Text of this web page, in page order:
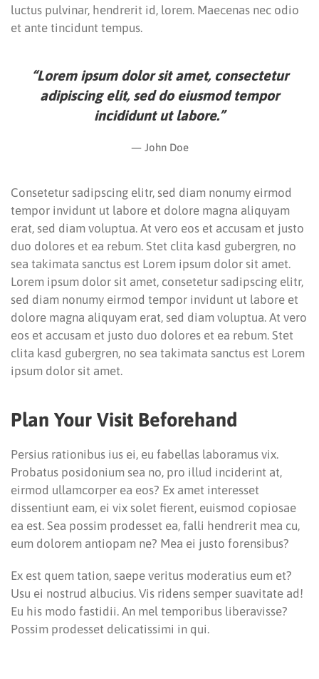
luctus pulvinar, hendrerit id, lorem. Maecenas nec odio
et ante tincidunt tempus.
“Lorem ipsum dolor sit amet, consectetur
adipiscing elit, sed do eiusmod tempor
incididunt ut labore.”
John Doe
Consetetur sadipscing elitr, sed diam nonumy eirmod
tempor invidunt ut labore et dolore magna aliquyam
erat, sed diam voluptua. At vero eos et accusam et justo
duo dolores et ea rebum. Stet clita kasd gubergren, no
sea takimata sanctus est Lorem ipsum dolor sit amet.
Lorem ipsum dolor sit amet, consetetur sadipscing elitr,
sed diam nonumy eirmod tempor invidunt ut labore et
dolore magna aliquyam erat, sed diam voluptua. At vero
eos et accusam et justo duo dolores et ea rebum. Stet
clita kasd gubergren, no sea takimata sanctus est Lorem
ipsum dolor sit amet.
Plan Your Visit Beforehand
Persius rationibus ius ei, eu fabellas laboramus vix.
Probatus posidonium sea no, pro illud inciderint at,
eirmod ullamcorper ea eos? Ex amet interesset
dissentiunt eam, ei vix solet fierent, euismod copiosae
ea est. Sea possim prodesset ea, falli hendrerit mea cu,
eum dolorem antiopam ne? Mea ei justo forensibus?
Ex est quem tation, saepe veritus moderatius eum et?
Usu ei nostrud albucius. Vis ridens semper suavitate ad!
Eu his modo fastidii. An mel temporibus liberavisse?
Possim prodesset delicatissimi in qui.